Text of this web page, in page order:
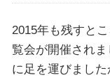
2015年も残すと
覧会が開催され
に足を運びました